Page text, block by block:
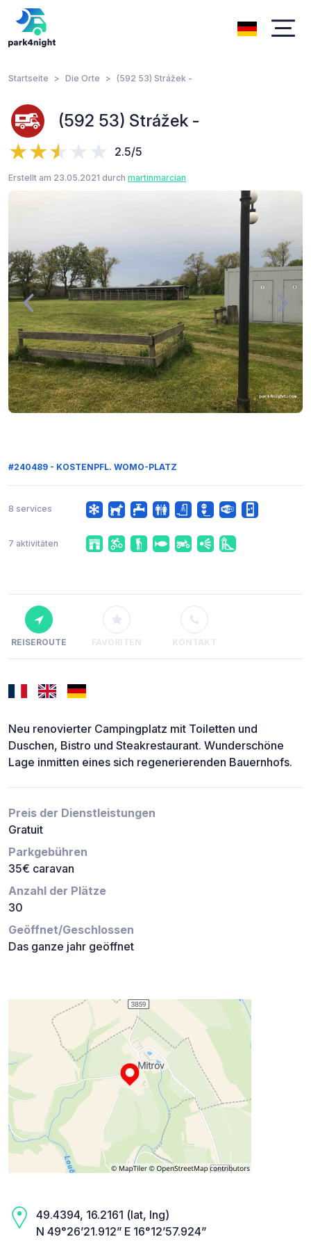
Startseite Die Orte (592 53) Strážek -
(592 53) Strážek -
2.5/5
Erstellt am 23.05.2021 durch martinmarcian
#240489 - KOSTENPFL. WOMO-PLATZ
8 services
7 aktivitäten
REISEROUTE FAVORITEN KONTAKT
Neu renovierter Campingplatz mit Toiletten und
Duschen, Bistro und Steakrestaurant. Wunderschöne
Lage inmitten eines sich regenerierenden Bauernhofs.
Preis der Dienstleistungen
Gratuit
Parkgebühren
35€ caravan
Anzahl der Plätze
30
Geöffnet/Geschlossen
Das ganze jahr geöffnet
49.4394, 16.2161 (lat, lng)
N 49°26’21.912” E 16°12’57.924”